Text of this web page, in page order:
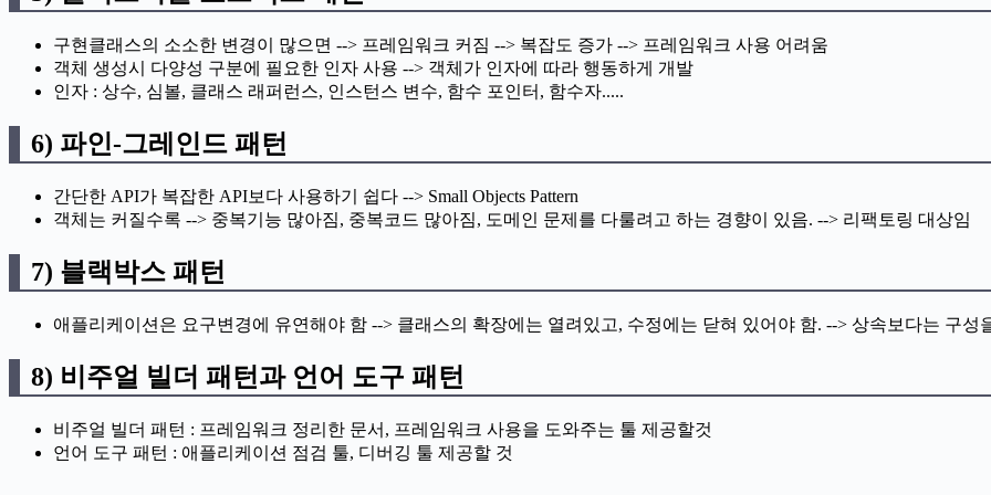
구현클래스의 소소한 변경이 많으면 --> 프레임워크 커짐 --> 복잡도 증가 --> 프레임워크 사용 어려움
객체 생성시 다양성 구분에 필요한 인자 사용 --> 객체가 인자에 따라 행동하게 개발
인자 : 상수, 심볼, 클래스 래퍼런스, 인스턴스 변수, 함수 포인터, 함수자.....
6) 파인-그레인드 패턴
간단한 API가 복잡한 API보다 사용하기 쉽다 --> Small Objects Pattern
객체는 커질수록 --> 중복기능 많아짐, 중복코드 많아짐, 도메인 문제를 다룰려고 하는 경향이 있음. --> 리팩토링 대상임
7) 블랙박스 패턴
애플리케이션은 요구변경에 유연해야 함 --> 클래스의 확장에는 열려있고, 수정에는 닫혀 있어야 함. --> 상속보다는 구성
8) 비주얼 빌더 패턴과 언어 도구 패턴
비주얼 빌더 패턴 : 프레임워크 정리한 문서, 프레임워크 사용을 도와주는 툴 제공할것
언어 도구 패턴 : 애플리케이션 점검 툴, 디버깅 툴 제공할 것